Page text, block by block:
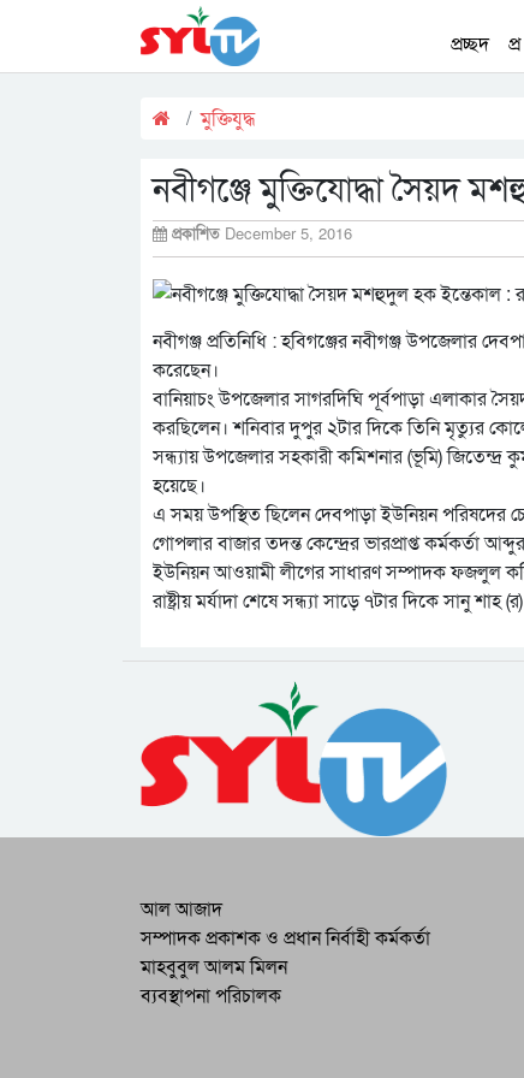
প্রচ্ছদ
মুক্তিযুদ্ধ
নবীগঞ্জে মুক্তিযোদ্ধা সৈয়দ
প্রকাশিত December 5, 2016
নবীগঞ্জ প্রতিনিধি : হবিগঞ্জের নবীগঞ্জ উপজেলার
করেছেন।
বানিয়াচং উপজেলার সাগরদিঘি পূর্বপাড়া এলাকার
করছিলেন। শনিবার দুপুর ২টার দিকে তিনি মৃত্যুর
সন্ধ্যায় উপজেলার সহকারী কমিশনার (ভূমি) জিতেন্দ্র
হয়েছে।
এ সময় উপস্থিত ছিলেন দেবপাড়া ইউনিয়ন
গোপলার বাজার তদন্ত কেন্দ্রের ভারপ্রাপ্ত কর্মকর্তা
ইউনিয়ন আওয়ামী লীগের সাধারণ সম্পাদক ফজলুল
রাষ্ট্রীয় মর্যাদা শেষে সন্ধ্যা সাড়ে ৭টার দিকে সানু
আল আজাদ
সম্পাদক প্রকাশক ও প্রধান নির্বাহী কর্মকর্তা
মাহবুবুল আলম মিলন
ব্যবস্থাপনা পরিচালক